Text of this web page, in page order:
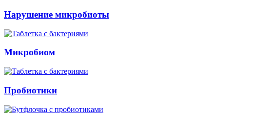
Нарушение микробиоты
Микробиом
Пробиотики